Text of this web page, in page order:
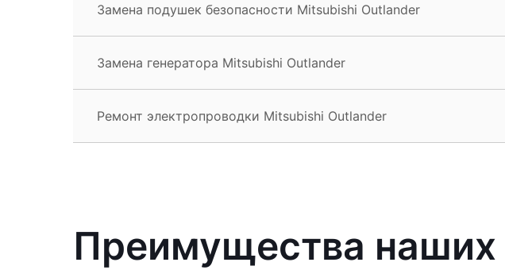
Замена подушек безопасности Mitsubishi Outlander
Замена генератора Mitsubishi Outlander
Ремонт электропроводки Mitsubishi Outlander
Преимущества наших